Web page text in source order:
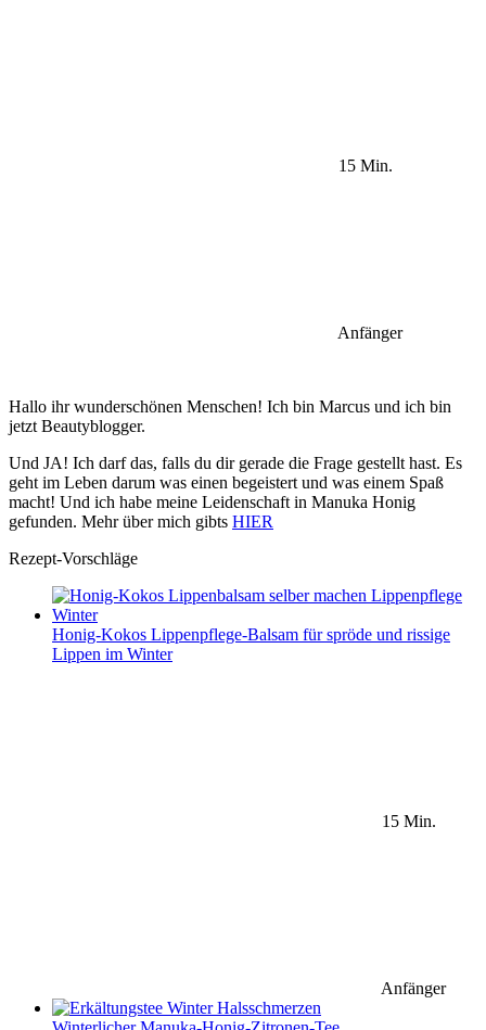
15 Min.
Anfänger
Hallo ihr wunderschönen Menschen! Ich bin Marcus und ich bin
jetzt Beautyblogger.
Und JA! Ich darf das, falls du dir gerade die Frage gestellt hast. Es
geht im Leben darum was einen begeistert und was einem Spaß
macht! Und ich habe meine Leidenschaft in Manuka Honig
gefunden. Mehr über mich gibts HIER
Rezept-Vorschläge
Honig-Kokos Lippenpflege-Balsam für spröde und rissige
Lippen im Winter
15 Min.
Anfänger